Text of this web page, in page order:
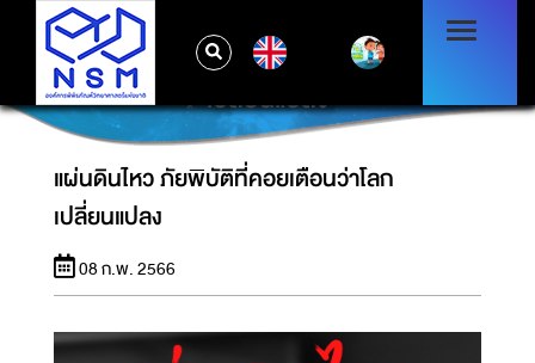
แผ่นดินไหว ภัยพิบัติที่คอยเตือนว่าโลก
เปลี่ยนแปลง
แผ่นดินไหว ภัยพิบัติที่คอยเตือนว่าโลก
เปลี่ยนแปลง
08 ก.พ. 2566